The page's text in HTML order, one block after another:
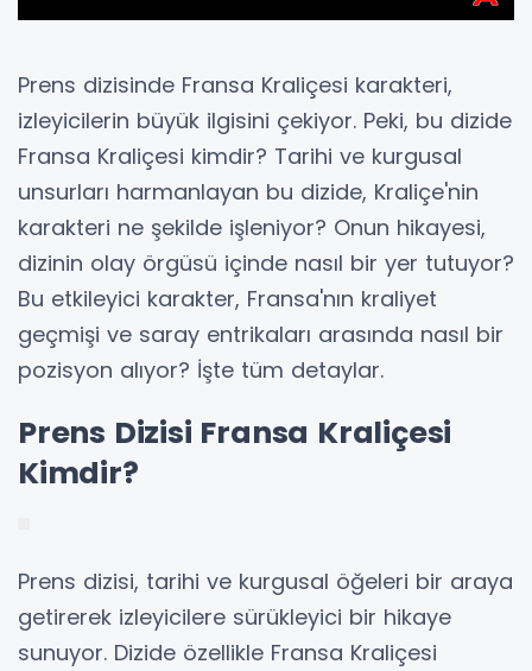
Prens dizisinde Fransa Kraliçesi karakteri,
izleyicilerin büyük ilgisini çekiyor. Peki, bu dizide
Fransa Kraliçesi kimdir? Tarihi ve kurgusal
unsurları harmanlayan bu dizide, Kraliçe'nin
karakteri ne şekilde işleniyor? Onun hikayesi,
dizinin olay örgüsü içinde nasıl bir yer tutuyor?
Bu etkileyici karakter, Fransa'nın kraliyet
geçmişi ve saray entrikaları arasında nasıl bir
pozisyon alıyor? İşte tüm detaylar.
Prens Dizisi Fransa Kraliçesi
Kimdir?
Prens dizisi, tarihi ve kurgusal öğeleri bir araya
getirerek izleyicilere sürükleyici bir hikaye
sunuyor. Dizide özellikle Fransa Kraliçesi